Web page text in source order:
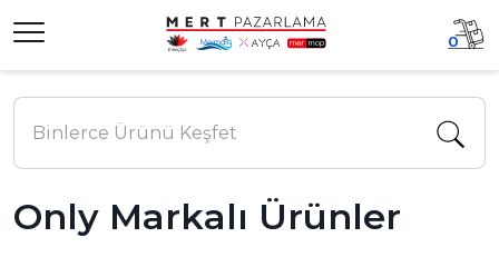
0
Only Markalı Ürünler